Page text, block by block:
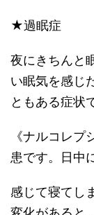
★過眠症
夜にきちんと
い眠気を感じ
ともある症状
《ナルコレ
患です。日中
感じて寝てし